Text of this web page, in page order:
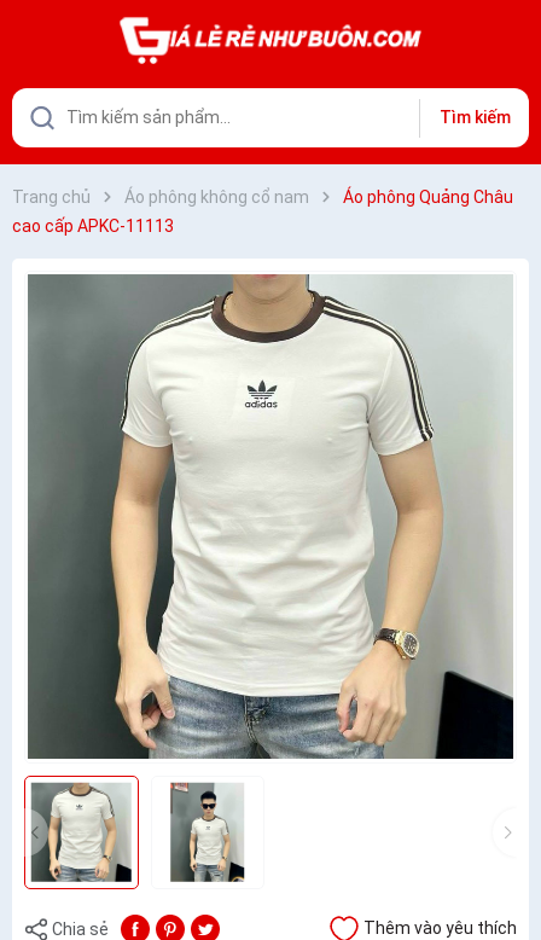
Tìm kiếm
Trang chủ Áo phông không cổ nam
Áo phông Quảng Châu
cao cấp APKC-11113
Chia sẻ Thêm vào yêu thích